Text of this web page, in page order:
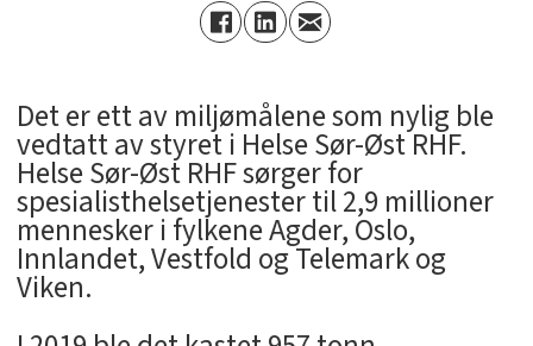
Det er ett av miljømålene som nylig ble
vedtatt av styret i Helse Sør-Øst RHF.
Helse Sør-Øst RHF sørger for
spesialisthelsetjenester til 2,9 millioner
mennesker i fylkene Agder, Oslo,
Innlandet, Vestfold og Telemark og
Viken.